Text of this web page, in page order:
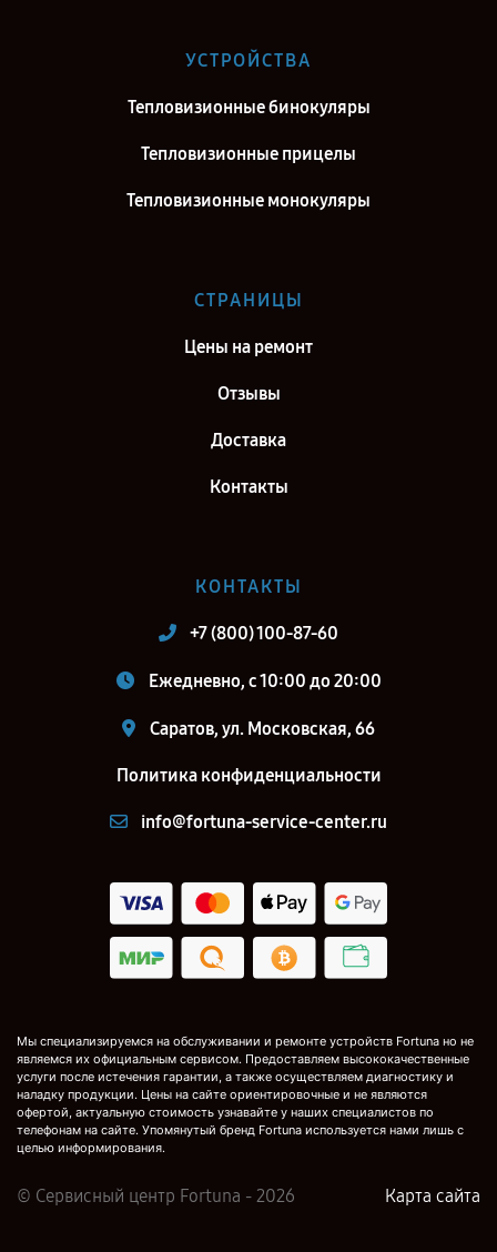
Екатеринбург
Ремонт тепловизионного прицела Fortuna General One LRF 6XL в г.
Ремонт тепловизионного прицела Fortuna General One LRF 6XL в г.
Воронеж
Ремонт тепловизионного прицела Fortuna General One LRF 6XL в г.
Ремонт тепловизионного прицела Fortuna General One LRF 6XL в г.
Санкт-Петербург
УСТРОЙСТВА
Тепловизионные бинокуляры
Тепловизионные прицелы
Тепловизионные монокуляры
СТРАНИЦЫ
Цены на ремонт
Отзывы
Доставка
Контакты
КОНТАКТЫ
+7 (800) 100-87-60
Ежедневно, с 10:00 до 20:00
Саратов, ул. Московская, 66
Политика конфиденциальности
info@fortuna-service-center.ru
Мы специализируемся на обслуживании и ремонте устройств Fortuna но не
являемся их официальным сервисом. Предоставляем высококачественные
услуги после истечения гарантии, а также осуществляем диагностику и
наладку продукции. Цены на сайте ориентировочные и не являются
офертой, актуальную стоимость узнавайте у наших специалистов по
телефонам на сайте. Упомянутый бренд Fortuna используется нами лишь с
целью информирования.
© Сервисный центр Fortuna - 2026 Карта сайта